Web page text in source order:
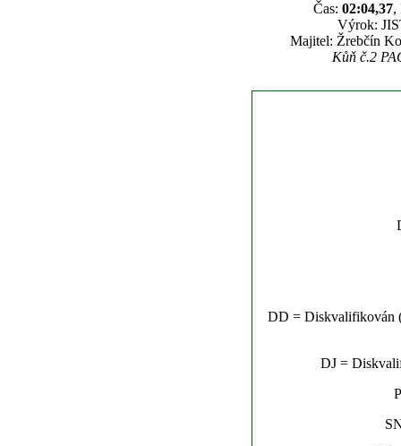
Čas: 02:04,37,
Výrok:
Majitel: Žrebčín
Kůň č.2
DD = Diskvalifikován
DJ =